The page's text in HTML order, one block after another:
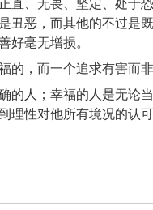
丑恶，而其他的不过是
好毫无增损。
的，而一个追求有害而
的人；幸福的人是无论
理性对他所有境况的认可